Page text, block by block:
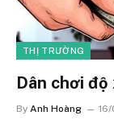
THỊ TRƯỜNG
Dân chơi
By Anh Hoàng